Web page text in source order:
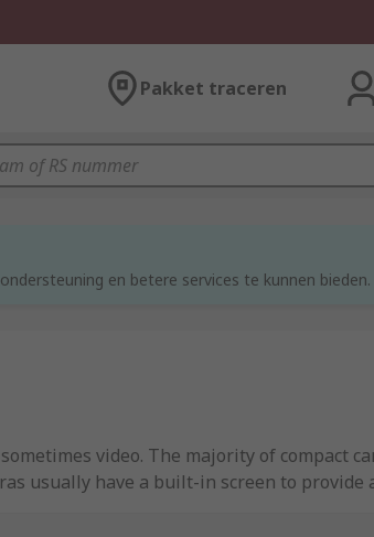
Pakket traceren
en betere services te kunnen bieden.
video. The majority of compact
usually have a built-in screen to provide